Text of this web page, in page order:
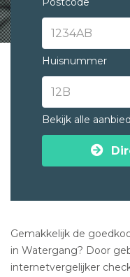
Huisnummer
Bekijk alle
Gemakkelijk de
in Watergang? Door
internetvergelijker